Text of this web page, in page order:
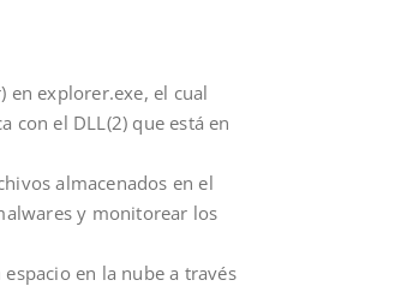
en explorer.exe, el cual
con el DLL(2) que está en
almacenados en el
y monitorear los
en la nube a través